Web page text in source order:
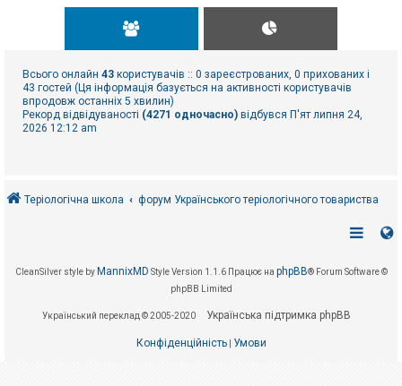
Всього онлайн 43 користувачів :: 0 зареєстрованих, 0 прихованих і
43 гостей (Ця інформація базується на активності користувачів
впродовж останніх 5 хвилин)
Рекорд відвідуваності (4271 одночасно) відбувся П'ят липня 24,
2026 12:12 am
Теріологічна школа форум Українського теріологічного товариства
CleanSilver style by MannixMD Style Version 1.1.6 Працює на phpBB® Forum Software ©
phpBB Limited
Український переклад © 2005-2020 Українська підтримка phpBB
Конфіденційність| Умови